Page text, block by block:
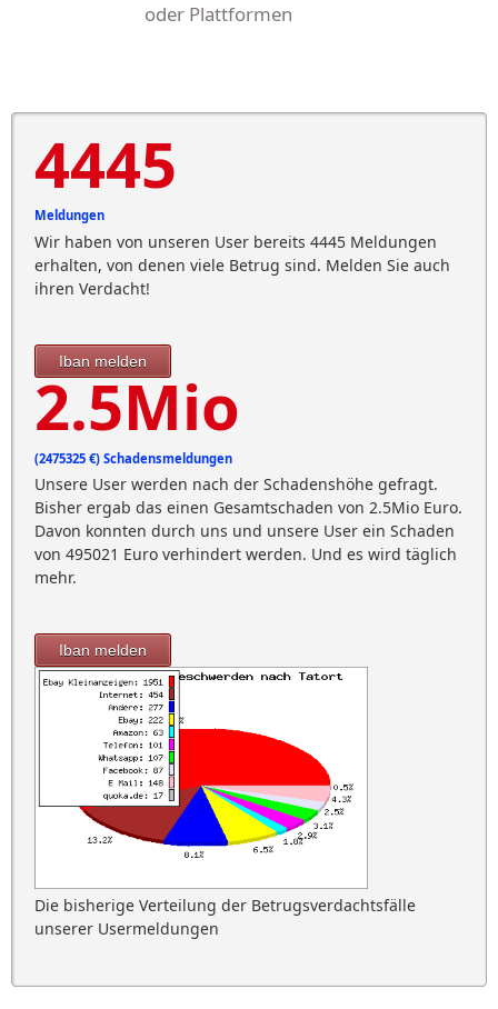
oder Plattformen
4445
Meldungen
Wir haben von unseren User bereits 4445 Meldungen
erhalten, von denen viele Betrug sind. Melden Sie auch
ihren Verdacht!
Iban melden
2.5Mio
(2475325 €) Schadensmeldungen
Unsere User werden nach der Schadenshöhe gefragt.
Bisher ergab das einen Gesamtschaden von 2.5Mio Euro.
Davon konnten durch uns und unsere User ein Schaden
von 495021 Euro verhindert werden. Und es wird täglich
mehr.
Iban melden
Die bisherige Verteilung der Betrugsverdachtsfälle
unserer Usermeldungen